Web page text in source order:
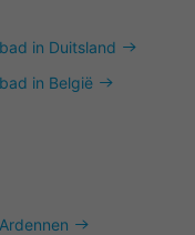
in Duitsland
in België